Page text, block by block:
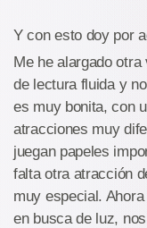
Y con esto doy por
Me he alargado
de lectura fluida y
es muy bonita, con
atracciones muy
juegan papeles
falta otra atracción
muy especial.
en busca de luz,